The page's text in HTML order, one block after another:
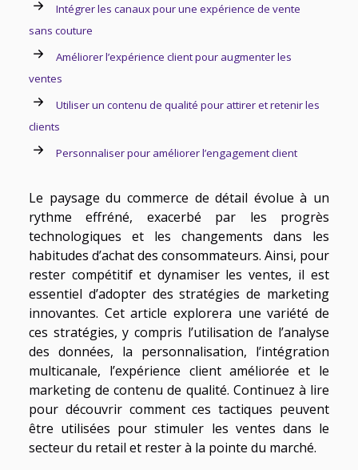
Intégrer les canaux pour une expérience de vente
sans couture
Améliorer l’expérience client pour augmenter les
ventes
Utiliser un contenu de qualité pour attirer et retenir les
clients
Personnaliser pour améliorer l’engagement client
Le paysage du commerce de détail évolue à un
rythme effréné, exacerbé par les progrès
technologiques et les changements dans les
habitudes d’achat des consommateurs. Ainsi, pour
rester compétitif et dynamiser les ventes, il est
essentiel d’adopter des stratégies de marketing
innovantes. Cet article explorera une variété de
ces stratégies, y compris l’utilisation de l’analyse
des données, la personnalisation, l’intégration
multicanale, l’expérience client améliorée et le
marketing de contenu de qualité. Continuez à lire
pour découvrir comment ces tactiques peuvent
être utilisées pour stimuler les ventes dans le
secteur du retail et rester à la pointe du marché.